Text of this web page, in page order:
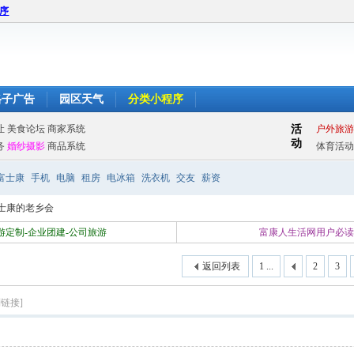
广告 园区天气 分类小程序
士康 手机 电脑 租房 电冰箱 洗衣机 交友 薪资
康的老乡会
定制-企业团建-公司旅游 富康人生活网用户必读
1 ... 2 3
返回列表
接]